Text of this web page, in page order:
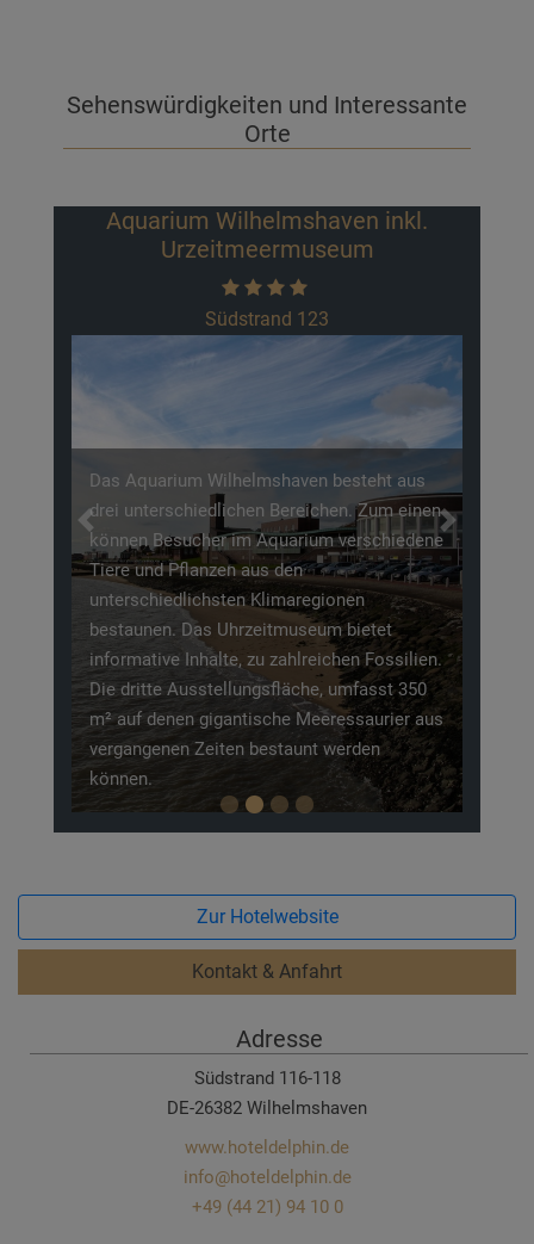
Sehenswürdigkeiten und Interessante
Orte
Aquarium Wilhelmshaven inkl.
Urzeitmeermuseum
Südstrand 123
Das Aquarium Wilhelmshaven besteht aus
drei unterschiedlichen Bereichen. Zum einen
können Besucher im Aquarium verschiedene
Tiere und Pflanzen aus den
unterschiedlichsten Klimaregionen
bestaunen. Das Uhrzeitmuseum bietet
informative Inhalte, zu zahlreichen Fossilien.
Die dritte Ausstellungsfläche, umfasst 350
m² auf denen gigantische Meeressaurier aus
vergangenen Zeiten bestaunt werden
können.
Previous Next
Zur Hotelwebsite
Kontakt & Anfahrt
Adresse
Südstrand 116-118
DE-26382 Wilhelmshaven
www.hoteldelphin.de
info@hoteldelphin.de
+49 (44 21) 94 10 0